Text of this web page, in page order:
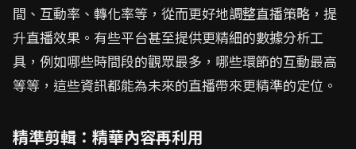
間、互動率、轉化率等，從而更好地調整直播策略，提
升直播效果。有些平台甚至提供更精細的數據分析工
具，例如哪些時間段的觀眾最多，哪些環節的互動最高
等等，這些資訊都能為未來的直播帶來更精準的定位。
精準剪輯：精華內容再利用